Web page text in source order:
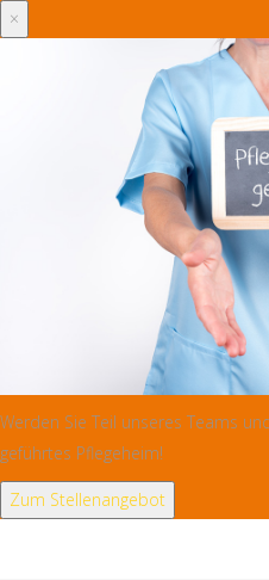
×
Werden Sie Teil unseres Teams
geführtes Pflegeheim!
Zum Stellenangebot